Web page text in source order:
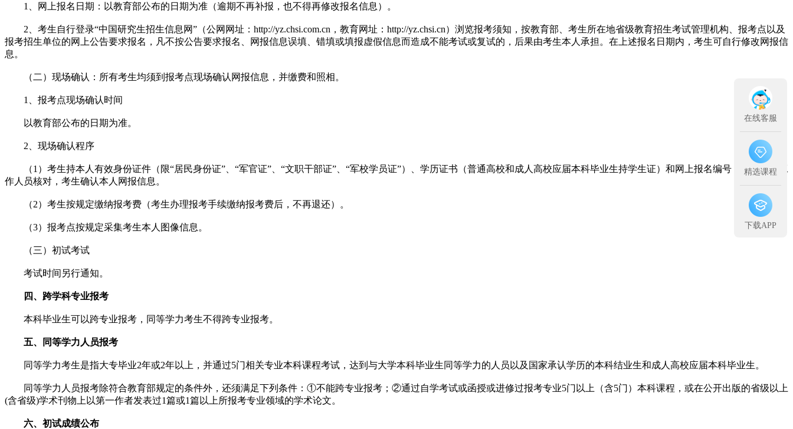
1、网上报名日期：以教育部公布的日期为准（逾期不再补报，也不得再修改报名信息）。
2、考生自行登录“中国研究生招生信息网”（公网网址：http://yz.chsi.com.cn，教育网址：http://yz.chsi.cn）浏览报考须知，按教育部、考生所在地省级教育招生考试管理机构、报考点以及
报考招生单位的网上公告要求报名，凡不按公告要求报名、网报信息误填、错填或填报虚假信息而造成不能考试或复试的，后果由考生本人承担。在上述报名日期内，考生可自行修改网报信
息。
（二）现场确认：所有考生均须到报考点现场确认网报信息，并缴费和照相。
1、报考点现场确认时间
以教育部公布的日期为准。
2、现场确认程序
（1）考生持本人有效身份证件（限“居民身份证”、“军官证”、“文职干部证”、“军校学员证”）、学历证书（普通高校和成人高校应届本科毕业生持学生证）和网上报名编号，由报考点工
作人员核对，考生确认本人网报信息。
（2）考生按规定缴纳报考费（考生办理报考手续缴纳报考费后，不再退还）。
（3）报考点按规定采集考生本人图像信息。
（三）初试考试
考试时间另行通知。
四、跨学科专业报考
本科毕业生可以跨专业报考，同等学力考生不得跨专业报考。
五、同等学力人员报考
同等学力考生是指大专毕业2年或2年以上，并通过5门相关专业本科课程考试，达到与大学本科毕业生同等学力的人员以及国家承认学历的本科结业生和成人高校应届本科毕业生。
同等学力人员报考除符合教育部规定的条件外，还须满足下列条件：①不能跨专业报考；②通过自学考试或函授或进修过报考专业5门以上（含5门）本科课程，或在公开出版的省级以上
(含省级)学术刊物上以第一作者发表过1篇或1篇以上所报考专业领域的学术论文。
六、初试成绩公布
在线客服
精选课程
下载APP